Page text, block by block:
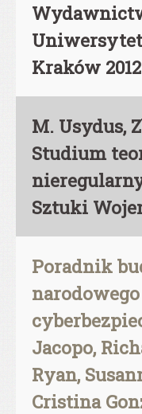
Kraków 2012
M. Usydus,
Studium
Sztuki
Poradnik
Jacopo,
Ryan,
Cristina